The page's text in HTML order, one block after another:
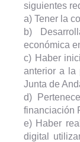
siguientes
a) Tener la
b)
económica
c) Haber
anterior a la
Junta de
d)
financiación
e) Haber
digital